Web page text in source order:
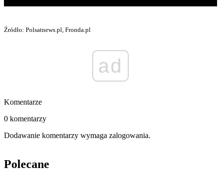
Źródło: Polsatnews.pl, Fronda.pl
ad
Komentarze
0 komentarzy
Dodawanie komentarzy wymaga zalogowania.
Polecane